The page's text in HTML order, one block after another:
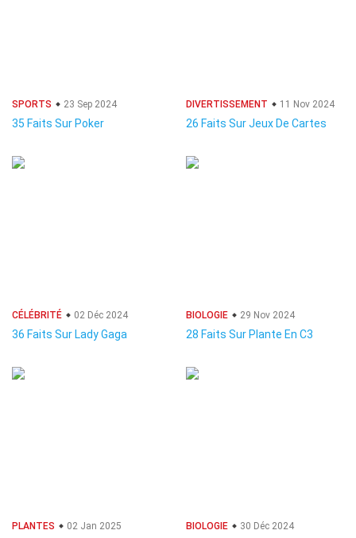
SPORTS 23 Sep 2024
35 Faits Sur Poker
DIVERTISSEMENT 11 Nov 2024
26 Faits Sur Jeux De Cartes
CÉLÉBRITÉ 02 Déc 2024
36 Faits Sur Lady Gaga
BIOLOGIE 29 Nov 2024
28 Faits Sur Plante En C3
PLANTES 02 Jan 2025 BIOLOGIE 30 Déc 2024